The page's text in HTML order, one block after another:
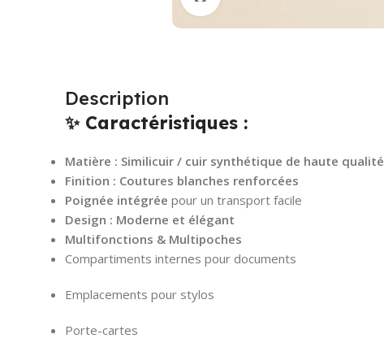
Description
✨ Caractéristiques :
Matière : Similicuir / cuir synthétique de haute qualité
Finition : Coutures blanches renforcées
Poignée intégrée pour un transport facile
Design : Moderne et élégant
Multifonctions & Multipoches
Compartiments internes pour documents
Emplacements pour stylos
Porte-cartes